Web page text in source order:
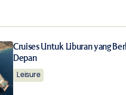
me of follow-up comments by
me of new posts by email.
Cruises Untuk Liburan yang
Depan
Leisure